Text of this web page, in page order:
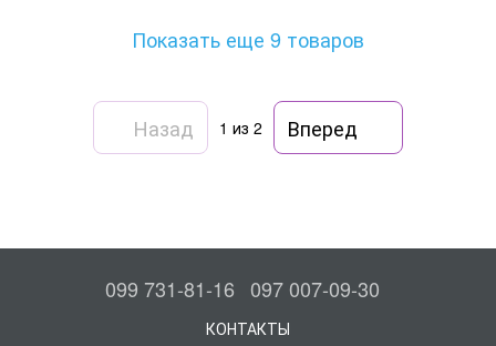
Показать еще 9 товаров
Назад 1 из 2 Вперед
099 731-81-16 097 007-09-30
КОНТАКТЫ